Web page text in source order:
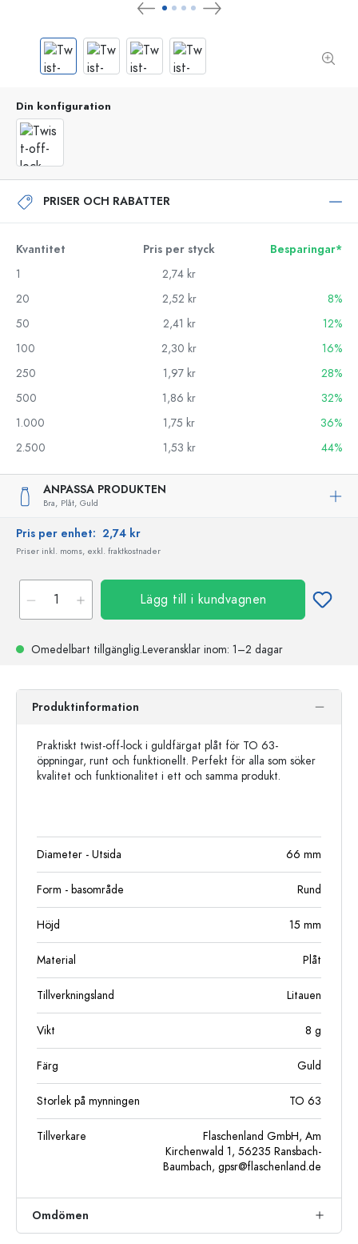
Din konfiguration
PRISER OCH RABATTER
Kvantitet Pris per styck
Besparingar*
1
2,74 kr
20
2,52 kr
8%
50
2,41 kr
12%
100
2,30 kr
16%
250
1,97 kr
28%
500
1,86 kr
32%
1.000
1,75 kr
36%
2.500
1,53 kr 44%
ANPASSA PRODUKTEN
Bra, Plåt, Guld
Pris per enhet: 2,74 kr
Priser inkl. moms, exkl. fraktkostnader
Lägg till i kundvagnen
Omedelbart tillgänglig.Leveransklar inom: 1–2 dagar
Produktinformation
Praktiskt twist-off-lock i guldfärgat plåt för TO 63-
öppningar, runt och funktionellt. Perfekt för alla som söker
kvalitet och funktionalitet i ett och samma produkt.
Diameter - Utsida 66 mm
Form - basområde Rund
Höjd 15 mm
Material Plåt
Tillverkningsland Litauen
Vikt 8 g
Färg Guld
Storlek på mynningen TO 63
Tillverkare
Flaschenland GmbH, Am
Kirchenwald 1, 56235 Ransbach-
Baumbach, gpsr@flaschenland.de
Omdömen